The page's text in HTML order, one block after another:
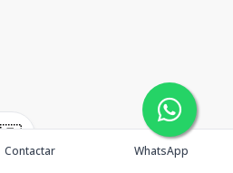
Contactar WhatsApp